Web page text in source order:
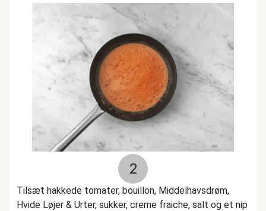
2
Tilsæt hakkede tomater, bouillon, Middelhavsdrøm,
Hvide Løjer & Urter, sukker, creme fraiche, salt og et nip